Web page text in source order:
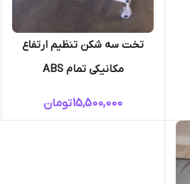
تخت سه شکن تنظیم ارتفاع
مکانیکی تمام ABS
15,500,000تومان